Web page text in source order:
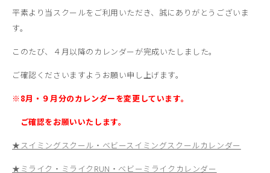
平素より当スクールをご利用いただき、誠にありがとうございま
す。
このたび、４月以降のカレンダーが完成いたしました。
ご確認くださいますようお願い申し上げます。
※8月・９月分のカレンダーを変更しています。
ご確認をお願いいたします。
★スイミングスクール・ベビースイミングスクールカレンダー
★ミライク・ミライクRUN・ベビーミライクカレンダー